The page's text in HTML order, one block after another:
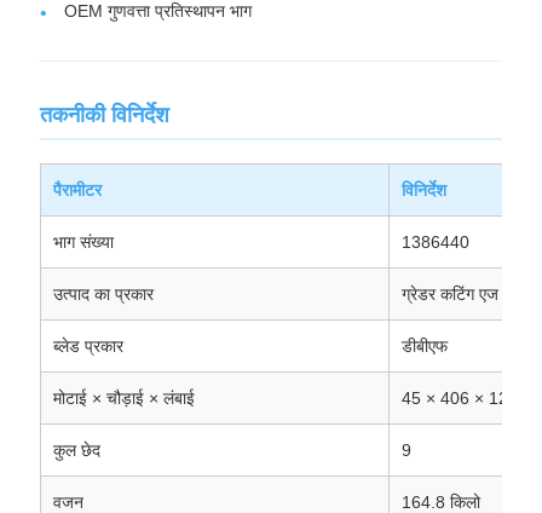
OEM गुणवत्ता प्रतिस्थापन भाग
तकनीकी विनिर्देश
पैरामीटर विनिर्देश
भाग संख्या 1386440
उत्पाद का प्रकार ग्रेडर कटिंग एज
ब्लेड प्रकार डीबीएफ
मोटाई × चौड़ाई × लंबाई 45 × 406 × 1217
कुल छेद 9
वजन 164.8 किलो